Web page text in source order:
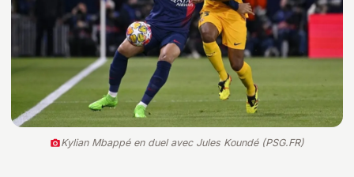
Kylian Mbappé en duel avec Jules Koundé (PSG.FR)